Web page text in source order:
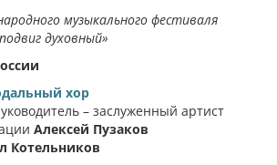
музыкального фестиваля
духовный»
хор
– заслуженный артист
Алексей Пузаков
Котельников